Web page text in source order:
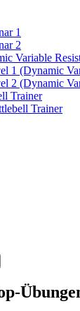
1
2
Variable
(Dynamic
(Dynamic
Trainer
Trainer